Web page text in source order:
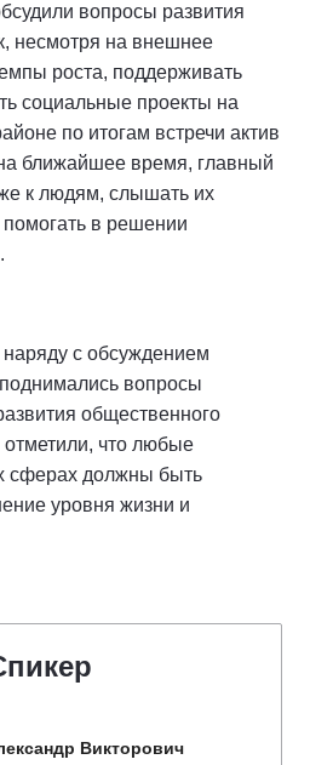
вопросы развития
несмотря на внешнее
роста, поддерживать
социальные проекты на
по итогам встречи актив
ближайшее время, главный
к людям, слышать их
в решении
с обсуждением
вопросы
общественного
отметили, что любые
сферах должны быть
уровня жизни и
Викторович